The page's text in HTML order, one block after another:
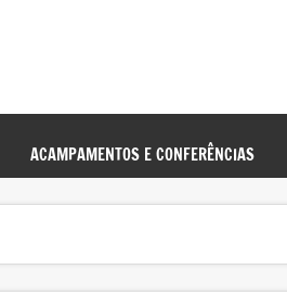
ACAMPAMENTOS E CONFERÊNCIAS